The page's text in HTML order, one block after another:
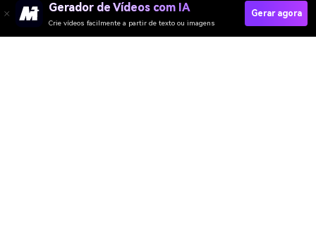
Gerador de Vídeos com IA
Crie vídeos facilmente a partir de texto ou imagens
Gerar agora